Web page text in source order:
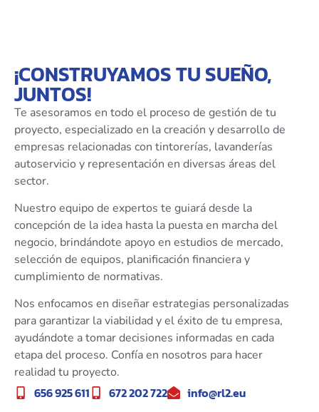
¡CONSTRUYAMOS TU SUEÑO,
JUNTOS!
Te asesoramos en todo el proceso de gestión de tu
proyecto, especializado en la creación y desarrollo de
empresas relacionadas con tintorerías, lavanderías
autoservicio y representación en diversas áreas del
sector.
Nuestro equipo de expertos te guiará desde la
concepción de la idea hasta la puesta en marcha del
negocio, brindándote apoyo en estudios de mercado,
selección de equipos, planificación financiera y
cumplimiento de normativas.
Nos enfocamos en diseñar estrategias personalizadas
para garantizar la viabilidad y el éxito de tu empresa,
ayudándote a tomar decisiones informadas en cada
etapa del proceso. Confía en nosotros para hacer
realidad tu proyecto.
656 925 611 672 202 722 info@rl2.eu